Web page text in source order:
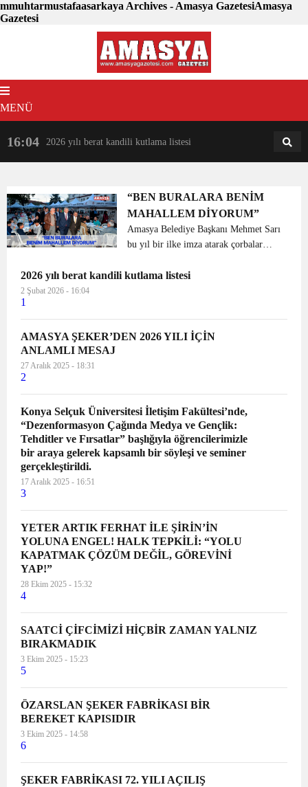
mmuhtarmustafaasarkaya Archives - Amasya GazetesiAmasya
Gazetesi
MENÜ
16:04 2026 yılı berat kandili kutlama listesi 18:31
“BEN BURALARA BENİM
MAHALLEM DİYORUM”
Amasya Belediye Başkanı Mehmet Sarı
bu yıl bir ilke imza atarak çorbalar
başlattığı ve mahallelerde kurdurduğu
2026 yılı berat kandili kutlama listesi
2 Şubat 2026 - 16:04
1
AMASYA ŞEKER’DEN 2026 YILI İÇİN
ANLAMLI MESAJ
27 Aralık 2025 - 18:31
2
Konya Selçuk Üniversitesi İletişim Fakültesi’nde,
“Dezenformasyon Çağında Medya ve Gençlik:
Tehditler ve Fırsatlar” başlığıyla öğrencilerimizle
bir araya gelerek kapsamlı bir söyleşi ve seminer
gerçekleştirildi.
17 Aralık 2025 - 16:51
3
YETER ARTIK FERHAT İLE ŞİRİN’İN
YOLUNA ENGEL! HALK TEPKİLİ: “YOLU
KAPATMAK ÇÖZÜM DEĞİL, GÖREVİNİ
YAP!”
28 Ekim 2025 - 15:32
4
SAATCİ ÇİFCİMİZİ HİÇBİR ZAMAN YALNIZ
BIRAKMADIK
3 Ekim 2025 - 15:23
5
ÖZARSLAN ŞEKER FABRİKASI BİR
BEREKET KAPISIDIR
3 Ekim 2025 - 14:58
6
ŞEKER FABRİKASI 72. YILI AÇILIŞ